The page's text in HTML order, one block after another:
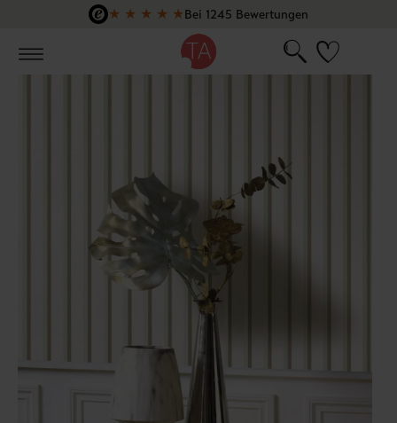
Zum Hauptinhalt springen
★ ★ ★ ★ ★Bei 1245 Bewertungen